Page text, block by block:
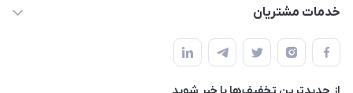
حساب کاربری
لیست محصولات
درباره ما
خدمات مشتریان
قوانین و مقررات
حریم خصوصی